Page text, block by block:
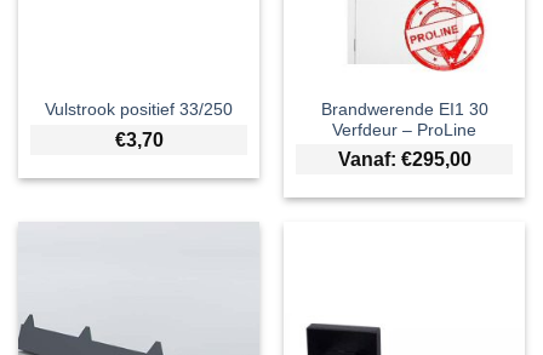
Vulstrook positief 33/250
€3,70
Brandwerende EI1 30
Verfdeur – ProLine
Vanaf: €295,00